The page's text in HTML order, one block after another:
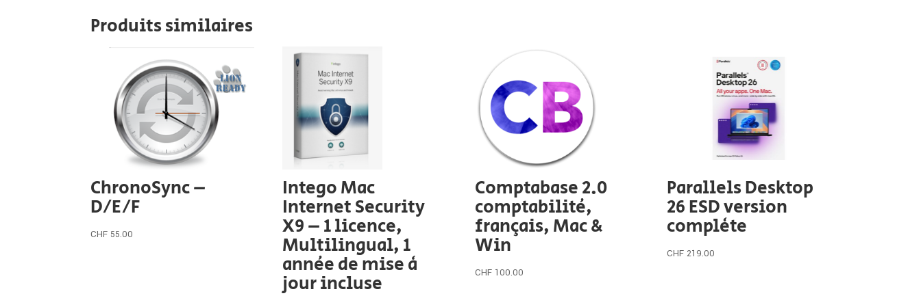
Produits similaires
ChronoSync –
D/E/F
CHF 55.00
Intego Mac
Internet Security
X9 – 1 licence,
Multilingual, 1
année de mise à
jour incluse
Comptabase 2.0
comptabilité,
français, Mac &
Win
CHF 100.00
Parallels Desktop
26 ESD version
complète
CHF 219.00